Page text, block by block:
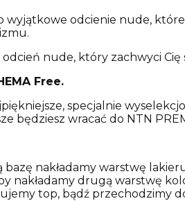
wyjątkowe odcienie nude,
odcień nude, który zachwyci Cię
Free.
specjalnie
będziesz wracać do NTN
bazę nakładamy warstwę
nakładamy drugą warstwę
top, bądź przechodzimy